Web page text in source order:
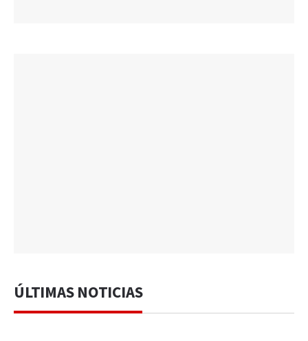
ÚLTIMAS NOTICIAS